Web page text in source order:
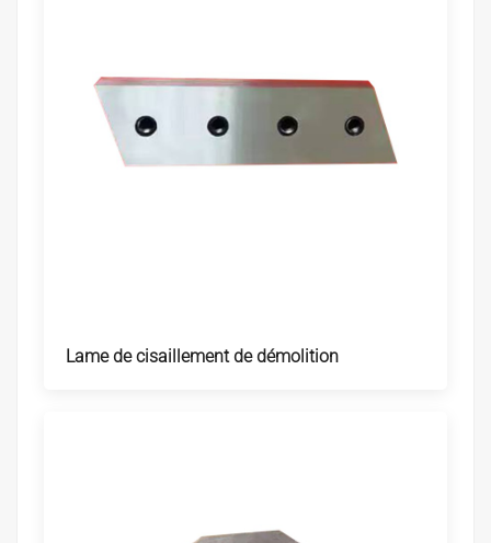
Lame de cisaillement de démolition